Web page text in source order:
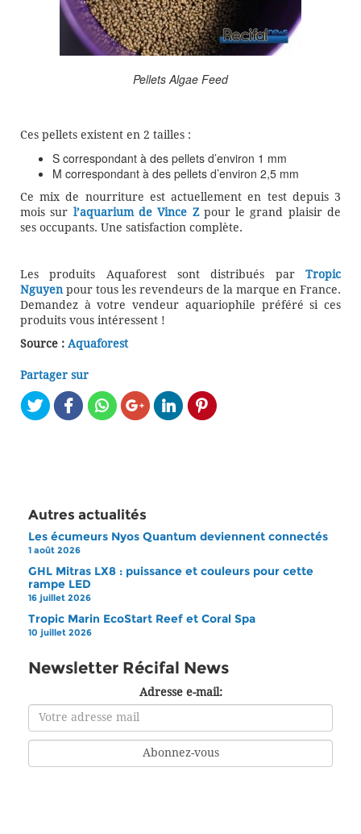
Pellets Algae Feed
Ces pellets existent en 2 tailles :
S correspondant à des pellets d’environ 1 mm
M correspondant à des pellets d’environ 2,5 mm
Ce mix de nourriture est actuellement en test depuis 3
mois sur l’aquarium de Vince Zpour le grand plaisir de
ses occupants. Une satisfaction complète.
Les produits Aquaforest sont distribués par Tropic
Nguyenpour tous les revendeurs de la marque en France.
Demandez à votre vendeur aquariophile préféré si ces
produits vous intéressent !
Source : Aquaforest
Partager sur
Autres actualités
Les écumeurs Nyos Quantum deviennent connectés
1 août 2026
GHL Mitras LX8 : puissance et couleurs pour cette
rampe LED
16 juillet 2026
Tropic Marin EcoStart Reef et Coral Spa
10 juillet 2026
Newsletter Récifal News
Adresse e-mail: